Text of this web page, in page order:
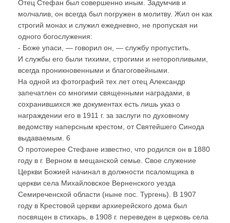
Отец Стефан был совершенно иным. Задумчив и
молчалив, он всегда был погружен в молитву. Жил он как
строгий монах и служил ежедневно, не пропуская ни
одного богослужения:
- Боже упаси, — говорил он, — службу пропустить.
И службы его были тихими, строгими и неторопливыми,
всегда проникновенными и благоговейными.
На одной из фотографий тех лет отец Александр
запечатлен со многими священными наградами, в
сохранившихся же документах есть лишь указ о
награждении его в 1911 г. за заслуги по духовному
ведомству наперсным крестом, от Святейшего Синода
выдаваемым. 6
О протоиерее Стефане известно, что родился он в 1880
году в г. Верном в мещанской семье. Свое служение
Церкви Божией начинал в должности псаломщика в
церкви села Михайловское Верненского уезда
Семиреченской области (ныне пос. Тургень). В 1907
году в Крестовой церкви архиерейского дома был
посвящен в стихарь, в 1908 г. переведен в церковь села